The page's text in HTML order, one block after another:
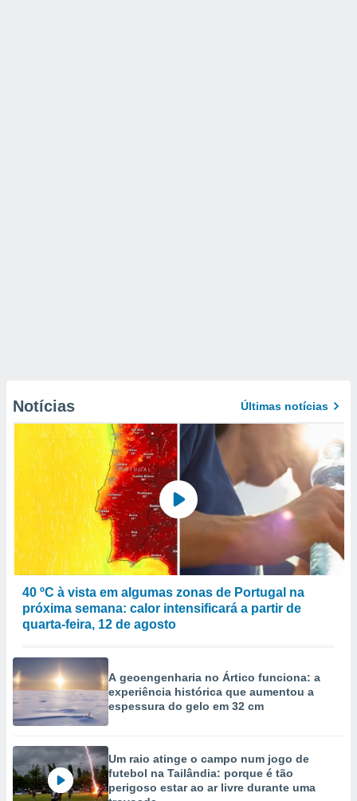
Notícias Últimas notícias
40 ºC à vista em algumas zonas de Portugal na
próxima semana: calor intensificará a partir de
quarta-feira, 12 de agosto
A geoengenharia no Ártico funciona: a
experiência histórica que aumentou a
espessura do gelo em 32 cm
Um raio atinge o campo num jogo de
futebol na Tailândia: porque é tão
perigoso estar ao ar livre durante uma